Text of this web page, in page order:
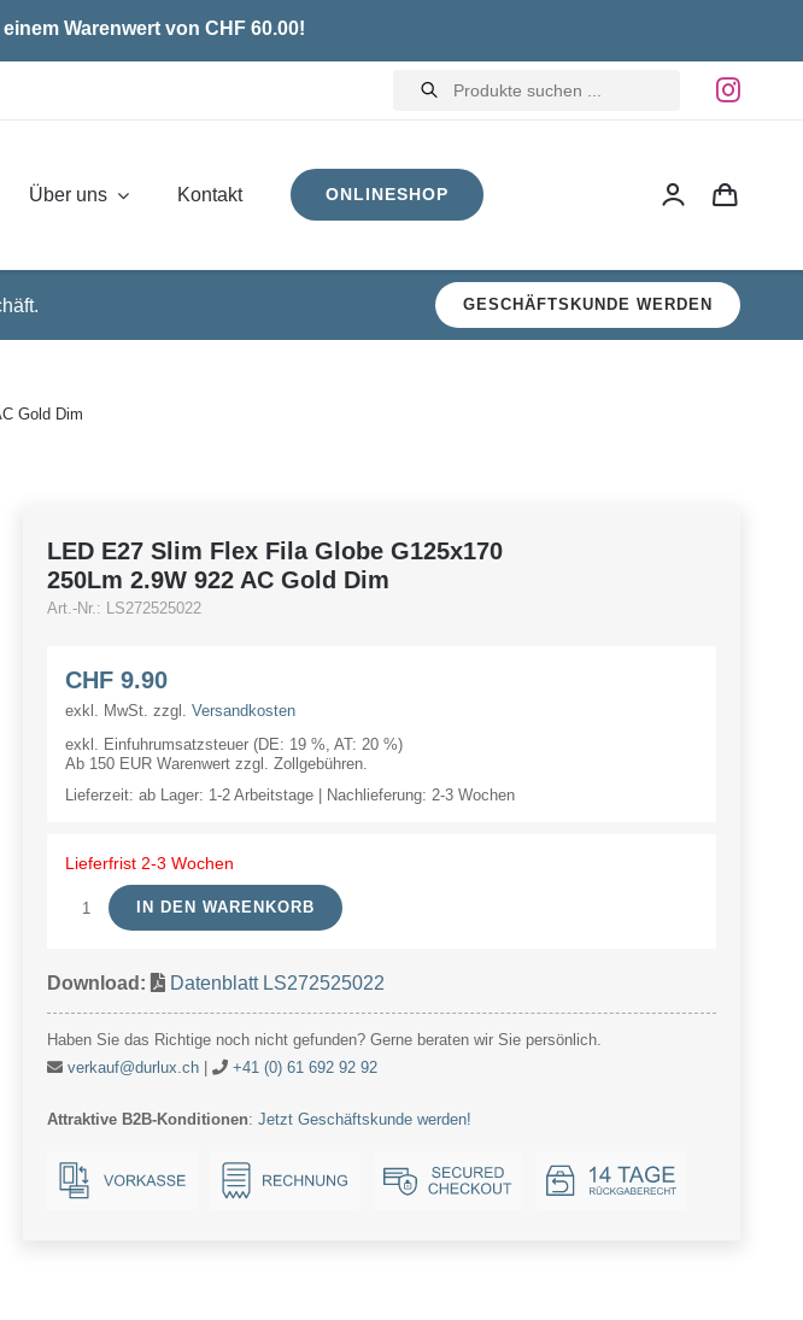
Warenwert von CHF 60.00!
Products
search
Über uns Kontakt ONLINESHOP
GESCHÄFTSKUNDE WERDEN
Gold Dim
LED E27 Slim Flex Fila Globe G125x170
250Lm 2.9W 922 AC Gold Dim
Art.-Nr.: LS272525022
CHF9.90
exkl. MwSt. zzgl. Versandkosten
exkl. Einfuhrumsatzsteuer (DE: 19 %, AT: 20 %)
Ab 150 EUR Warenwert zzgl. Zollgebühren.
Lieferzeit: ab Lager: 1-2 Arbeitstage | Nachlieferung: 2-3 Wochen
Lieferfrist 2-3 Wochen
LED
Slim
Fila
G125x170
2.9W
IN DEN WARENKORB
Download: Datenblatt LS272525022
Haben Sie das Richtige noch nicht gefunden? Gerne beraten wir Sie persönlich.
verkauf@durlux.ch| +41 (0) 61 692 92 92
Attraktive B2B-Konditionen: Jetzt Geschäftskunde werden!